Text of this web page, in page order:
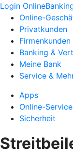
Login
Online-
Privatkunden
Firmenkunden
Banking &
Meine Bank
Service &
Apps
Online-
Sicherheit